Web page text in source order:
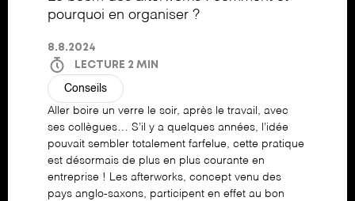
pourquoi en organiser ?
8.8.2024
LECTURE 2 MIN
Conseils
Aller boire un verre le soir, après le travail, avec
ses collègues… S’il y a quelques années, l’idée
pouvait sembler totalement farfelue, cette pratique
est désormais de plus en plus courante en
entreprise ! Les afterworks, concept venu des
pays anglo-saxons, participent en effet au bon